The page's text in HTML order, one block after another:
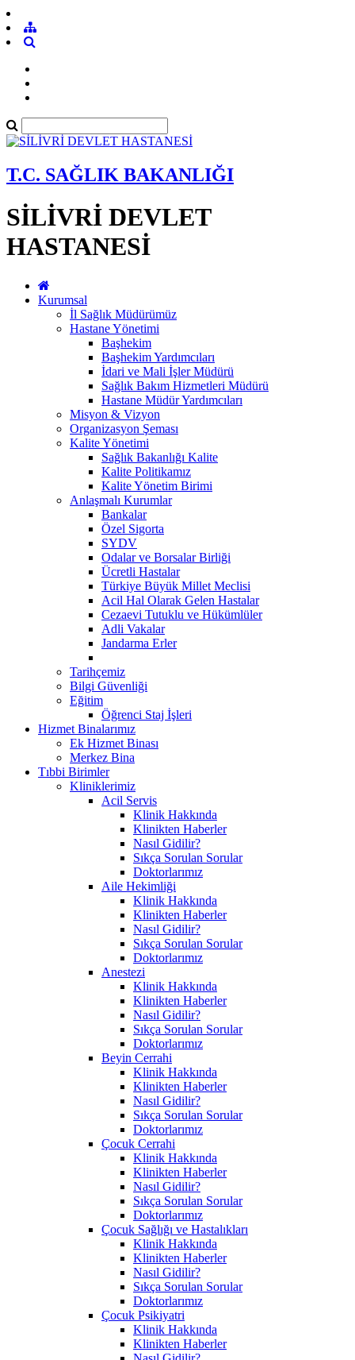
T.C. SAĞLIK BAKANLIĞI
SİLİVRİ DEVLET
HASTANESİ
Kurumsal
İl Sağlık Müdürümüz
Hastane Yönetimi
Başhekim
Başhekim Yardımcıları
İdari ve Mali İşler Müdürü
Sağlık Bakım Hizmetleri Müdürü
Hastane Müdür Yardımcıları
Misyon & Vizyon
Organizasyon Şeması
Kalite Yönetimi
Sağlık Bakanlığı Kalite
Kalite Politikamız
Kalite Yönetim Birimi
Anlaşmalı Kurumlar
Bankalar
Özel Sigorta
SYDV
Odalar ve Borsalar Birliği
Ücretli Hastalar
Türkiye Büyük Millet Meclisi
Acil Hal Olarak Gelen Hastalar
Cezaevi Tutuklu ve Hükümlüler
Adli Vakalar
Jandarma Erler
Tarihçemiz
Bilgi Güvenliği
Eğitim
Öğrenci Staj İşleri
Hizmet Binalarımız
Ek Hizmet Binası
Merkez Bina
Tıbbi Birimler
Kliniklerimiz
Acil Servis
Klinik Hakkında
Klinikten Haberler
Nasıl Gidilir?
Sıkça Sorulan Sorular
Doktorlarımız
Aile Hekimliği
Klinik Hakkında
Klinikten Haberler
Nasıl Gidilir?
Sıkça Sorulan Sorular
Doktorlarımız
Anestezi
Klinik Hakkında
Klinikten Haberler
Nasıl Gidilir?
Sıkça Sorulan Sorular
Doktorlarımız
Beyin Cerrahi
Klinik Hakkında
Klinikten Haberler
Nasıl Gidilir?
Sıkça Sorulan Sorular
Doktorlarımız
Çocuk Cerrahi
Klinik Hakkında
Klinikten Haberler
Nasıl Gidilir?
Sıkça Sorulan Sorular
Doktorlarımız
Çocuk Sağlığı ve Hastalıkları
Klinik Hakkında
Klinikten Haberler
Nasıl Gidilir?
Sıkça Sorulan Sorular
Doktorlarımız
Çocuk Psikiyatri
Klinik Hakkında
Klinikten Haberler